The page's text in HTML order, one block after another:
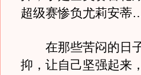
超级赛惨负尤莉安
在那些苦闷的日子
抑，让自己坚强起来